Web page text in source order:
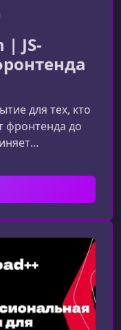
| JS-
для тех, кто
фронтенда до
инженеров,
и
не просто
Это
где опытные
спорят о